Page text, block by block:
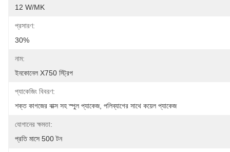
12 W/mK
প্রসারণ:
30%
নাম:
ইনকোনেল X750 স্ট্রিপ
প্যাকেজিং বিবরণ:
শক্ত কাগজের বাক্স সহ স্পুল প্যাকেজ, পলিব্যাগের সাথে কয়েল প্যাকেজ
যোগানের ক্ষমতা:
প্রতি মাসে 500 টন